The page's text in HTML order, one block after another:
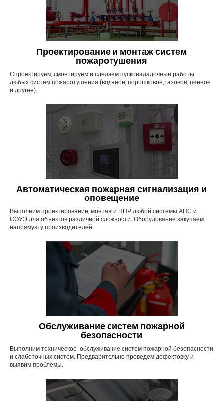
Проектирование и монтаж систем
пожаротушения
Спроектируем, смонтируем и сделаем пусконаладочные работы
любых систем пожаротушения (водяное, порошковое, газовое, пенное
и другие).
Автоматическая пожарная сигнализация и
оповещение
Выполним проектирование, монтаж и ПНР любой системы АПС и
СОУЭ для объектов различной сложности. Оборудование закупаем
напрямую у производителей.
Обслуживание систем пожарной
безопасности
Выполним техническое обслуживание систем пожарной безопасности
и слаботочных систем. Предварительно проведем дефектовку и
выявим проблемы.